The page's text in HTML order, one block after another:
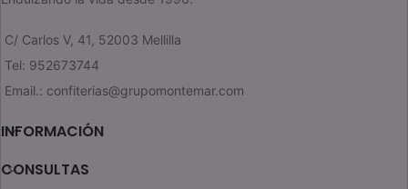
C/ Carlos V, 41, 52003 Mellilla
Tel: 952673744
Email.: confiterias@grupomontemar.com
INFORMACIÓN
CONSULTAS